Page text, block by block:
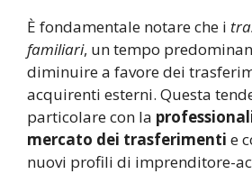
È fondamentale notare che i
familiari, un tempo
diminuire a favore dei
acquirenti esterni. Questa
particolare con la
mercato dei trasferimenti e
nuovi profili di imprenditore-